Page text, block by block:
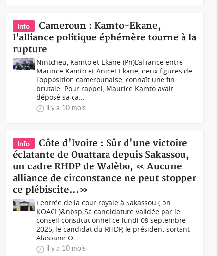
Info
Cameroun : Kamto-Ekane,
l'alliance politique éphémère tourne à la
rupture
Nintcheu, Kamto et Ekane (Ph)L’alliance entre
Maurice Kamto et Anicet Ekane, deux figures de
l'opposition camerounaise, connaît une fin
brutale. Pour rappel, Maurice Kamto avait
déposé sa ca...
il y a 10 mois
Info
Côte d'Ivoire : Sûr d'une victoire
éclatante de Ouattara depuis Sakassou,
un cadre RHDP de Walèbo, « Aucune
alliance de circonstance ne peut stopper
ce plébiscite...»
L'entrée de la cour royale à Sakassou (.ph
KOACI.)&nbsp;Sa candidature validée par le
conseil constitutionnel ce lundi 08 septembre
2025, le candidat du RHDP, le président sortant
Alassane O...
il y a 10 mois